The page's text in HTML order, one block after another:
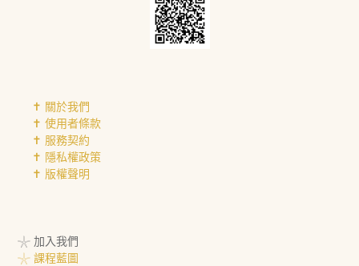
✝︎ 關於我們
✝︎ 使用者條款
✝︎ 服務契約
✝︎ 隱私權政策
✝︎ 版權聲明
𓇼 加入我們
𓇼 課程藍圖